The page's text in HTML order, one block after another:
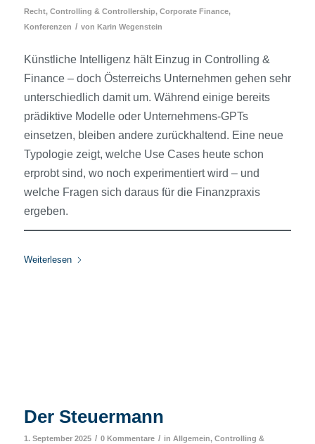
Recht, Controlling & Controllership, Corporate Finance,
Konferenzen / von Karin Wegenstein
Künstliche Intelligenz hält Einzug in Controlling &
Finance – doch Österreichs Unternehmen gehen sehr
unterschiedlich damit um. Während einige bereits
prädiktive Modelle oder Unternehmens-GPTs
einsetzen, bleiben andere zurückhaltend. Eine neue
Typologie zeigt, welche Use Cases heute schon
erprobt sind, wo noch experimentiert wird – und
welche Fragen sich daraus für die Finanzpraxis
ergeben.
Weiterlesen
Der Steuermann
1. September 2025 / 0 Kommentare / in Allgemein, Controlling &